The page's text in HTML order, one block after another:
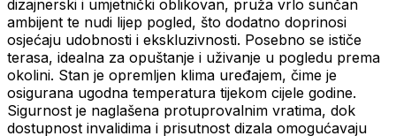
dizajnerski i umjetnički oblikovan, pruža vrlo sunčan
ambijent te nudi lijep pogled, što dodatno doprinosi
osjećaju udobnosti i ekskluzivnosti. Posebno se ističe
terasa, idealna za opuštanje i uživanje u pogledu prema
okolini. Stan je opremljen klima uređajem, čime je
osigurana ugodna temperatura tijekom cijele godine.
Sigurnost je naglašena protuprovalnim vratima, dok
dostupnost invalidima i prisutnost dizala omogućavaju